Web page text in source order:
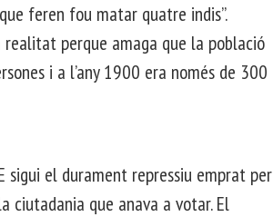
feren fou matar quatre indis”.
perque amaga que la població
i a l’any 1900 era només de 300
sigui el durament repressiu emprat per
ciutadania que anava a votar. El